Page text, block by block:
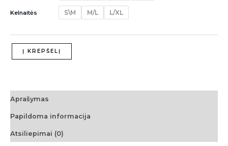
Kelnaitės S\M M/L L/XL
Į KREPŠELĮ
Aprašymas
Papildoma informacija
Atsiliepimai (0)